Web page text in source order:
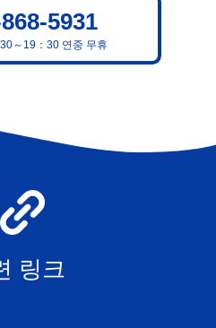
5931
～19：30 연중 무휴
링크